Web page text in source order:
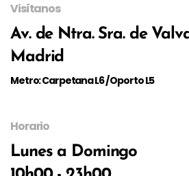
Visítanos
Av. de Ntra. Sra. de
Madrid
Metro: Carpetana L6 / Oporto L5
Horario
Lunes a Domingo